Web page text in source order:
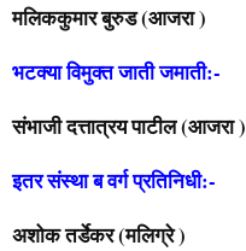
मलिककुमार बुरुड (आजरा )
भटक्या विमुक्त जाती जमाती:-
संभाजी दत्तात्रय पाटील (आजरा )
इतर संस्था ब वर्ग प्रतिनिधी:-
अशोक तर्डेकर (मलिग्रे )